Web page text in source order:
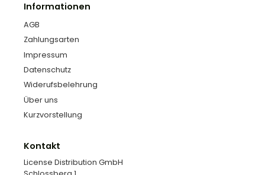
Informationen
AGB
Zahlungsarten
Impressum
Datenschutz
Widerufsbelehrung
Über uns
Kurzvorstellung
Kontakt
License Distribution GmbH